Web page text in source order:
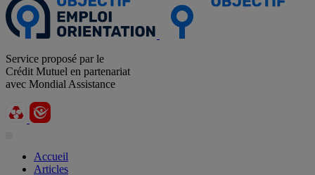
Service proposé par le
Crédit Mutuel en partenariat
avec Mondial Assistance
Accueil
Articles